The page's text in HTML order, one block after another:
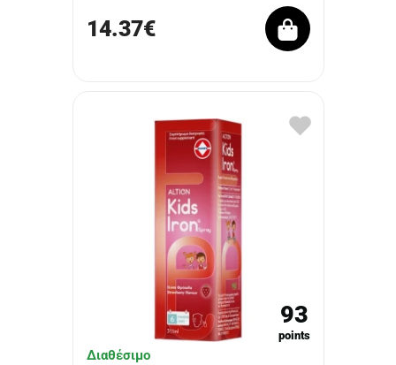
14.37€
93
points
Διαθέσιμο